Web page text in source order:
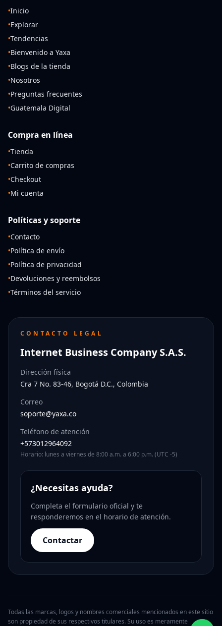
•Inicio
•Explorar
•Tendencias
•Bienvenido a Yaxa
•Blogs de la tienda
•Nosotros
•Preguntas frecuentes
•Guatemala Digital
Compra en línea
•Tienda
•Carrito de compras
•Checkout
•Mi cuenta
Políticas y soporte
•Contacto
•Política de envío
•Política de privacidad
•Devoluciones y reembolsos
•Términos del servicio
CONTACTO LEGAL
Internet Business Company S.A.S.
Dirección física
Cra 7 No. 83-46, Bogotá D.C., Colombia
Correo
soporte@yaxa.co
Teléfono de atención
+573012964092
Horario: lunes a viernes de 8:00 a.m. a 6:00 p.m. (UTC -5)
¿Necesitas ayuda?
Completa el formulario oficial y te
responderemos en el horario de atención.
Contactar
Todas las marcas, logos y nombres comerciales mencionados en este sitio
son propiedad de sus respectivos titulares. Su uso es meramente